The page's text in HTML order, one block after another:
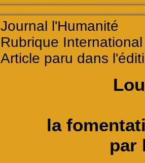
Journal l'Humanité
Rubrique International
Article paru dans
la
par